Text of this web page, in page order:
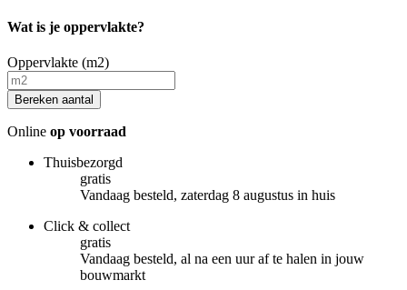
Wat is je oppervlakte?
Oppervlakte (m2)
Bereken aantal
Online op voorraad
Thuisbezorgd
gratis
Vandaag besteld, zaterdag 8 augustus in huis
Click & collect
gratis
Vandaag besteld, al na een uur af te halen in jouw
bouwmarkt